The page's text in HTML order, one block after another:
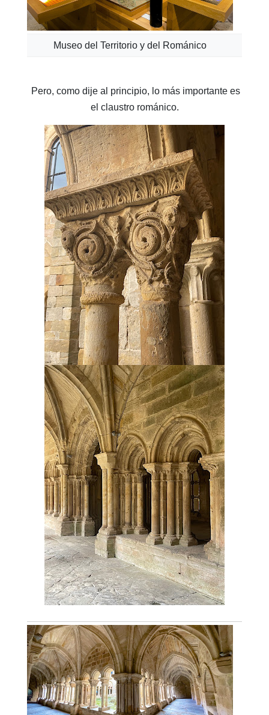
Museo del Territorio y del Románico
Pero, como dije al principio, lo más importante es
el claustro románico.